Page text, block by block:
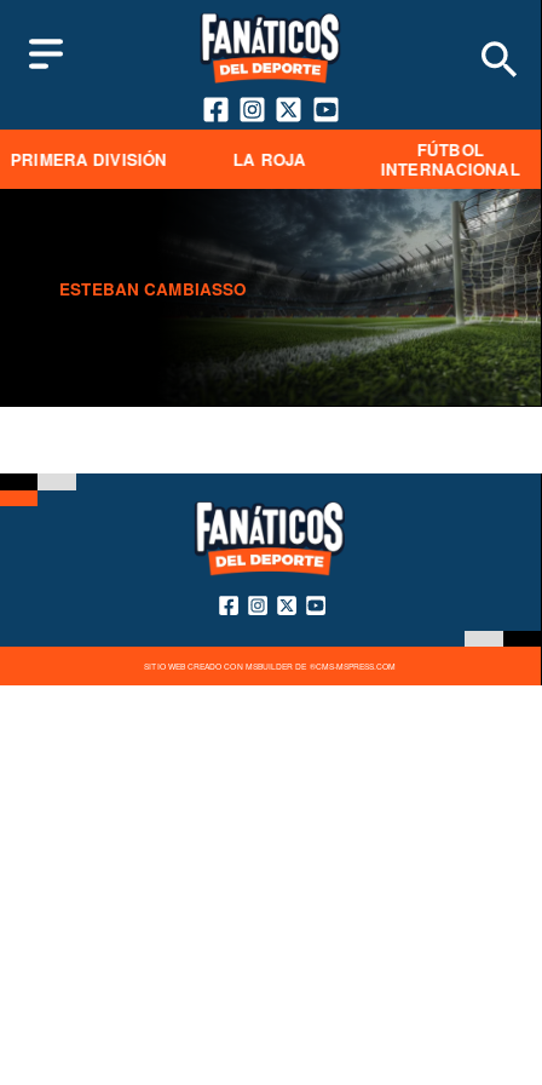
PRIMERA DIVISIÓN LA ROJA
FÚTBOL
INTERNACIONAL
ESTEBAN CAMBIASSO
SITIO WEB CREADO CON MSBUILDER DE ®CMS-MSPRESS.COM